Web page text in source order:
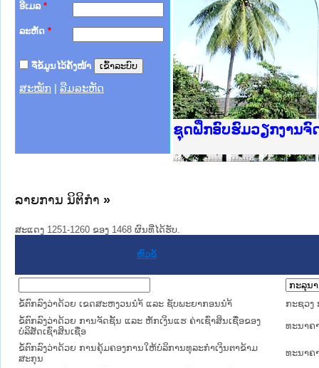
ອີເມລ *
ລະຫັດ *
ຈື່ຂໍ້ມູນໄວ້ຄັ້ງໜ້າ
ສະໝັກ ລືມລະຫັດ
Ministry of Justice
ເຜີຍແຜ່ວັບໄຊຈົດໝາຍເ
ກະຊວງຍຸຕິທຳ
ຊຸດຝຶກອົບຮົມວຽກງານຈົ
ກອງປະຊຸມທົບທວນຄືນກ
ຝຶກອົບຮົມ ຜູ່ປະສານງາ
ຝຶກອົບຮົມ ຜູ່ປະສານງາ
ເຜີຍແຜ່ແອັບກົດໝາຍລາ
ເຜີຍແຜ່ແອັບກົດໝາຍລາ
ຍົກລະດັບວຽກງານຈົດໝ
ຊຸດຝຶກອົບຮົມວຽກງານຈົ
ລາຍການ ນິຕິກໍາ »
ສະແດງ 1251-1260 ຂອງ 1468 ຜົນທີ່ໄດ້ຮັບ.
ຫົວຂໍ້
ຂໍ້ຕົກລົງວ່າດ້ວຍ ເຂດສະຫງວນນຳ້ ແລະ ຊັບພະຍາກອນນຳ້
ກະຊວງ
ຂໍ້ຕົກລົງວ່າດ້ວຍ ການຈັດຊັ້ນ ແລະ ຫັກເງິນແຮ ຄ່າເຊົ່າສິນເຊື່ອຂອງ
ບໍລິສັດເຊົ່າສິນເຊື່ອ
ທະນາຄ
ຂໍ້ຕົກລົງວ່າດ້ວຍ ການຄຸ້ມຄອງການໃຫ້ບໍລິການທຸລະກຳເງິນຕາຂ້າມ
ສະກຸນ
ທະນາຄ